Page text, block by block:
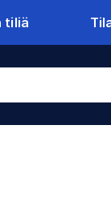
tiliä